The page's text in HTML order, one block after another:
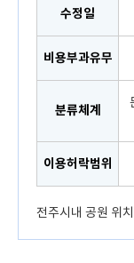
수정일
비용부과유무
분류체계
이용허락범위
전주시내 공원 위